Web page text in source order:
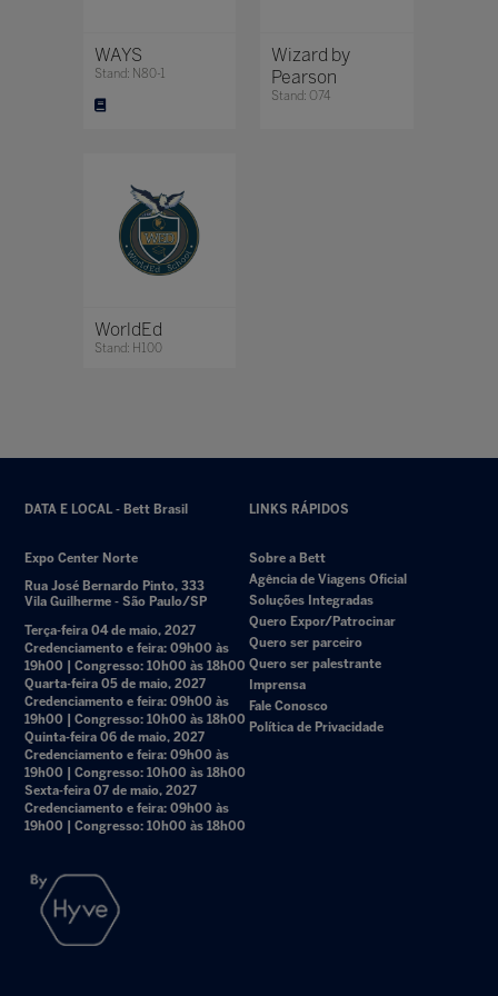
WAYS
Stand: N80-1
Wizard by
Pearson
Stand: O74
WorldEd
Stand: H100
DATA E LOCAL - Bett Brasil
Expo Center Norte
Rua José Bernardo Pinto, 333
Vila Guilherme - São Paulo/SP
Terça-feira 04 de maio, 2027
Credenciamento e feira: 09h00 às
19h00 | Congresso: 10h00 às 18h00
Quarta-feira 05 de maio, 2027
Credenciamento e feira: 09h00 às
19h00 | Congresso: 10h00 às 18h00
Quinta-feira 06 de maio, 2027
Credenciamento e feira: 09h00 às
19h00 | Congresso: 10h00 às 18h00
Sexta-feira 07 de maio, 2027
Credenciamento e feira: 09h00 às
19h00 | Congresso: 10h00 às 18h00
LINKS RÁPIDOS
Sobre a Bett
Agência de Viagens Oficial
Soluções Integradas
Quero Expor/Patrocinar
Quero ser parceiro
Quero ser palestrante
Imprensa
Fale Conosco
Política de Privacidade